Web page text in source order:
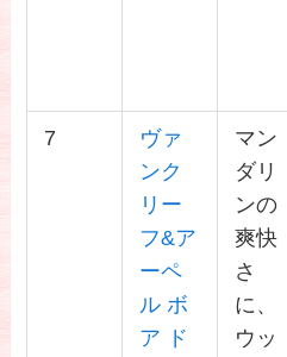
7
ヴァ
ンク
リー
フ&ア
ーペ
ル ボ
ア ド
マン
ダリ
ンの
爽快
さ
に、
ウッ